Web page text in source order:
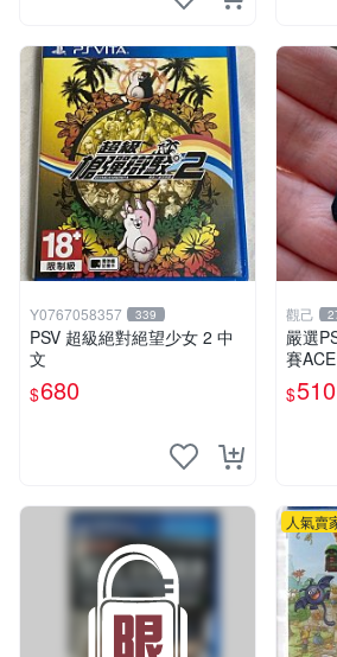
Y0767058357 339
PSV 超級絕對絕望少女 2 中
文
$680
觀己
嚴選
賽
盤順
自用
$510
人氣賣